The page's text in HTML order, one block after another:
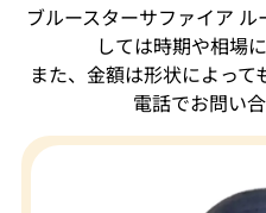
ブルースターサファイア
しては時期や相場
また、金額は形状によっ
電話でお問い